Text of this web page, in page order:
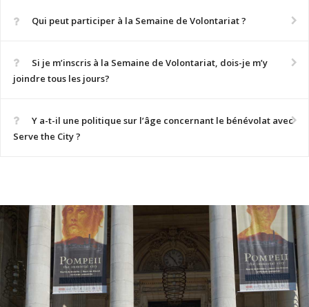
Qui peut participer à la Semaine de Volontariat ?
Si je m’inscris à la Semaine de Volontariat, dois-je m’y
joindre tous les jours?
Y a-t-il une politique sur l’âge concernant le bénévolat avec
Serve the City ?